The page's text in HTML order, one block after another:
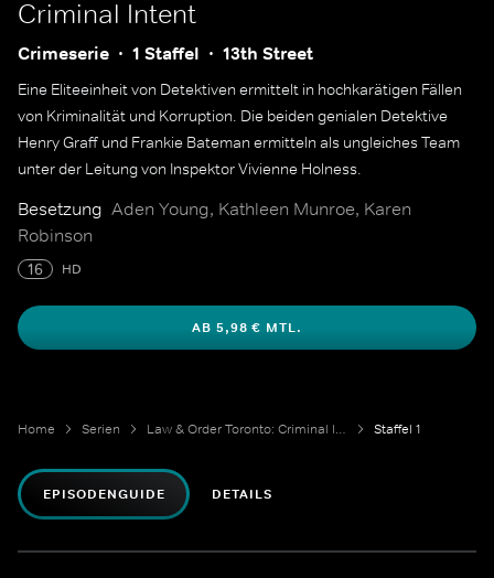
Criminal Intent
Crimeserie 1 Staffel 13th Street
Eine Eliteeinheit von Detektiven ermittelt in hochkarätigen Fällen
von Kriminalität und Korruption. Die beiden genialen Detektive
Henry Graff und Frankie Bateman ermitteln als ungleiches Team
unter der Leitung von Inspektor Vivienne Holness.
Besetzung Aden Young, Kathleen Munroe, Karen
Robinson
16 HD
AB 5,98 € MTL.
Home Serien Law & Order Toronto: Criminal Intent Staffel 1
EPISODENGUIDE DETAILS